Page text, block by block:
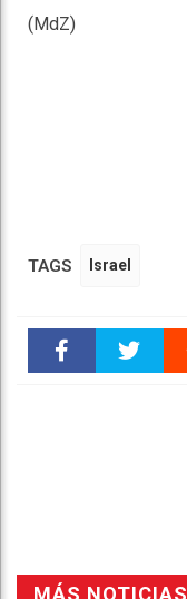
(MdZ)
TAGS Israel
MÁS NOTICIAS